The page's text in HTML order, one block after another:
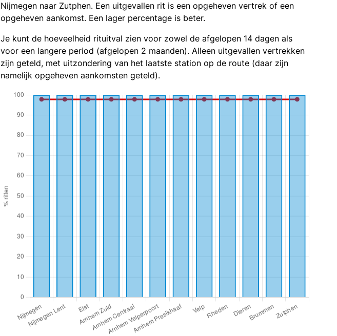
Nijmegen naar Zutphen. Een uitgevallen rit is een opgeheven vertrek of een
opgeheven aankomst. Een lager percentage is beter.
Je kunt de hoeveelheid rituitval zien voor zowel de afgelopen 14 dagen als
voor een langere period (afgelopen 2 maanden). Alleen uitgevallen vertrekken
zijn geteld, met uitzondering van het laatste station op de route (daar zijn
namelijk opgeheven aankomsten geteld).